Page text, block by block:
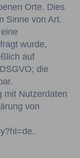
Orte. Dies
Sinne von Art.
wurde,
auf
die
mit Nutzerdaten
von